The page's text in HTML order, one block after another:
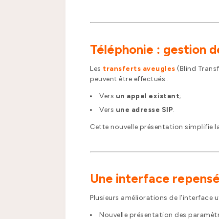
Téléphonie : gestion
Les transferts aveugles (Blind
peuvent être effectués :
Vers un appel existant;
Vers une adresse SIP.
Cette nouvelle présentation simplifie
Une interface
Plusieurs améliorations de l’interface
Nouvelle présentation des